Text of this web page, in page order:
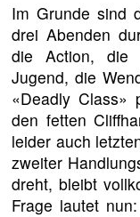
Im Grunde sind
drei Abenden
die Action, die
Jugend, die
«Deadly Class»
den fetten
leider auch
zweiter
dreht, bleibt
Frage lautet